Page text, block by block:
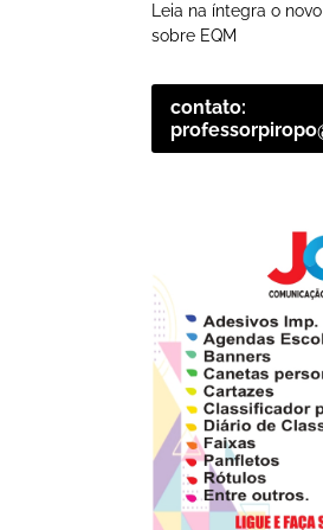
Leia na íntegra o
sobre EQM
contato: